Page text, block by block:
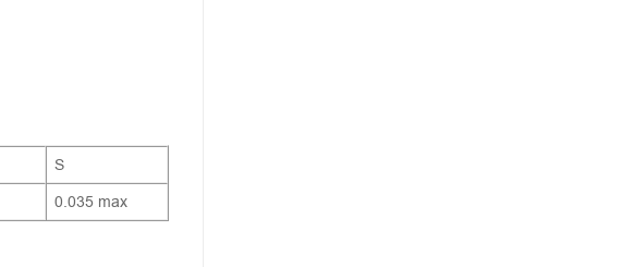
S
0.035 max